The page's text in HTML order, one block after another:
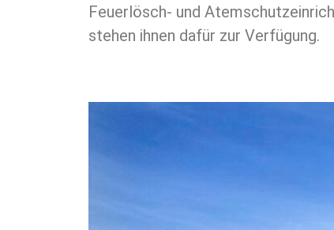
Feuerlösch- und
stehen ihnen dafür zur Verfügung.